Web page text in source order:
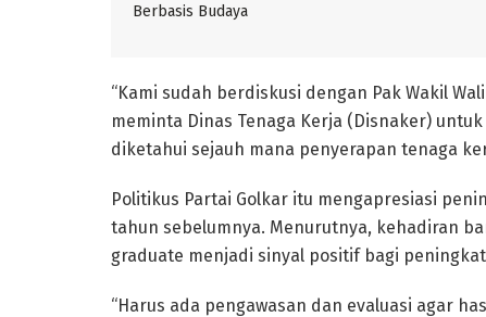
Berbasis Budaya
“Kami sudah berdiskusi dengan Pak Wakil
meminta Dinas Tenaga Kerja (Disnaker)
diketahui sejauh mana penyerapan tenaga
Politikus Partai Golkar itu mengapresiasi
tahun sebelumnya. Menurutnya, kehadiran
graduate menjadi sinyal positif bagi
“Harus ada pengawasan dan evaluasi agar